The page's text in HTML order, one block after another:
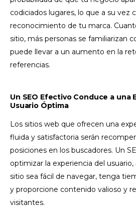
codiciados lugares, lo que a su vez
reconocimiento de tu marca.
sitio, más personas se familiarizan
puede llevar a un aumento en la
referencias.
Un SEO Efectivo Conduce a una
Usuario Óptima
Los sitios web que ofrecen una
fluida y satisfactoria serán
posiciones en los buscadores. Un
optimizar la experiencia del
sitio sea fácil de navegar, tenga
y proporcione contenido valioso y
visitantes.